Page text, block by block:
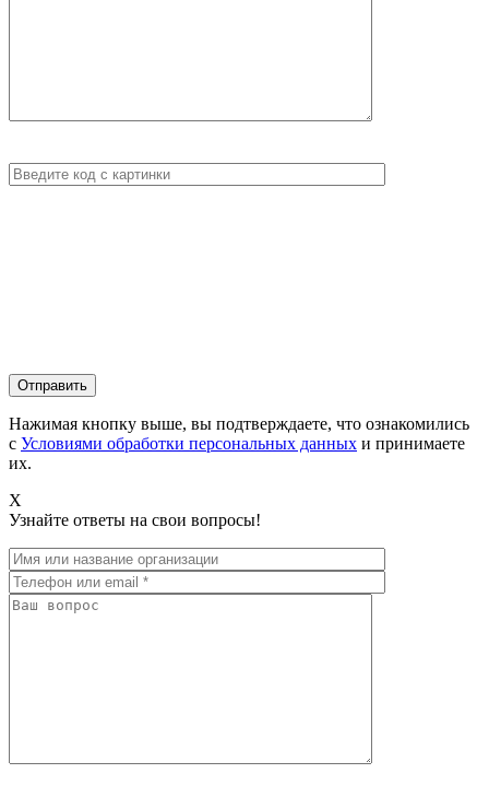
Нажимая кнопку выше, вы подтверждаете, что ознакомились
с Условиями обработки персональных данных и принимаете
их.
X
Узнайте ответы на свои вопросы!